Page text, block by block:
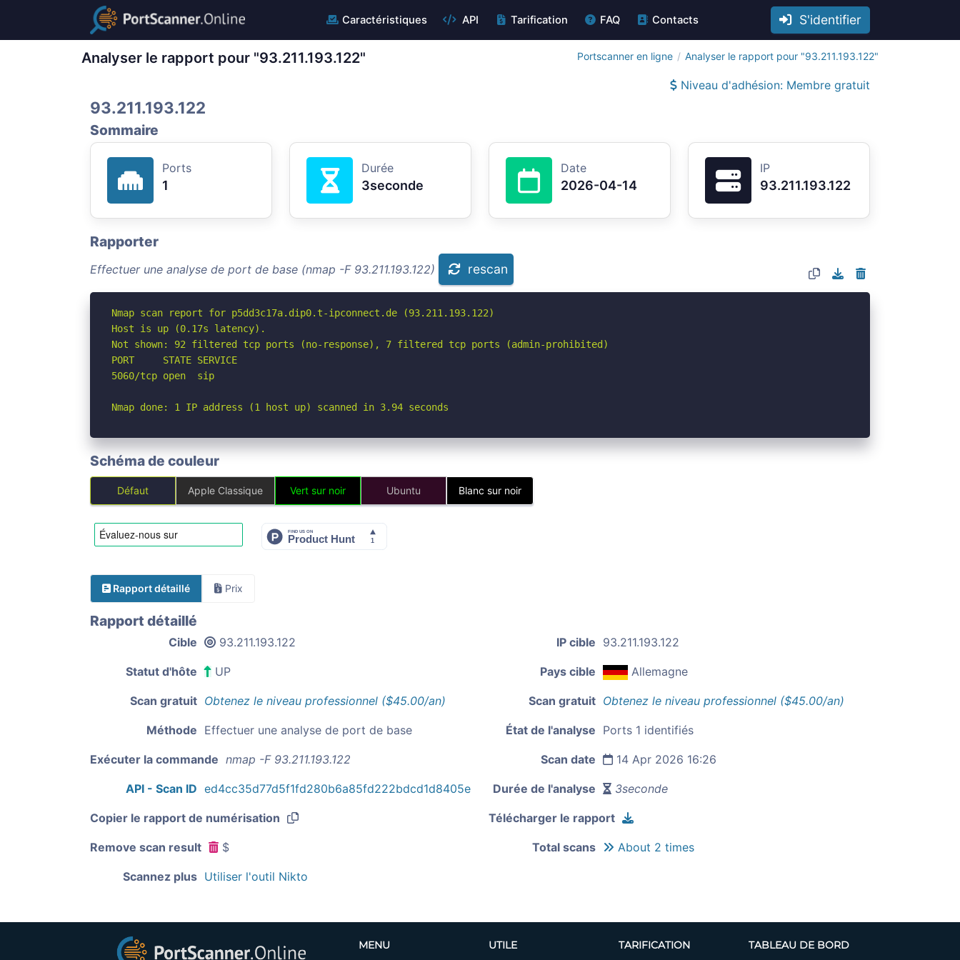
Caractéristiques API Tarification FAQ Contacts S'identifier
Analyser le rapport pour "93.211.193.122" Portscanner en ligne Analyser le rapport pour "93.211.193.122"
Niveau d'adhésion: Membre gratuit
93.211.193.122
Sommaire
Ports
1
Durée
3seconde
Date
2026-04-14
IP
93.211.193.122
Rapporter
Effectuer une analyse de port de base (nmap -F 93.211.193.122) rescan
Nmap scan report for p5dd3c17a.dip0.t-ipconnect.de (93.211.193.122)
Host is up (0.17s latency).
Not shown: 92 filtered tcp ports (no-response), 7 filtered tcp ports (admin-prohibited)
PORT     STATE SERVICE
5060/tcp open  sip
Nmap done: 1 IP address (1 host up) scanned in 3.94 seconds
Schéma de couleur
Défaut Apple Classique Vert sur noir Ubuntu Blanc sur noir
Rapport détaillé Prix
Rapport détaillé
Cible 93.211.193.122 IP cible 93.211.193.122
Statut d'hôte UP Pays cible Allemagne
Scan gratuit Obtenez le niveau professionnel ($45.00/an) Scan gratuit Obtenez le niveau professionnel ($45.00/an)
Méthode Effectuer une analyse de port de base État de l'analyse Ports 1 identifiés
Exécuter la commande nmap -F 93.211.193.122 Scan date 14 Apr 2026 16:26
API - Scan ID ed4cc35d77d5f1fd280b6a85fd222bdcd1d8405e Durée de l'analyse 3seconde
Copier le rapport de numérisation Télécharger le rapport
Remove scan result $ Total scans About 2 times
Scannez plus Utiliser l'outil Nikto
MENU UTILE TARIFICATION TABLEAU DE BORD